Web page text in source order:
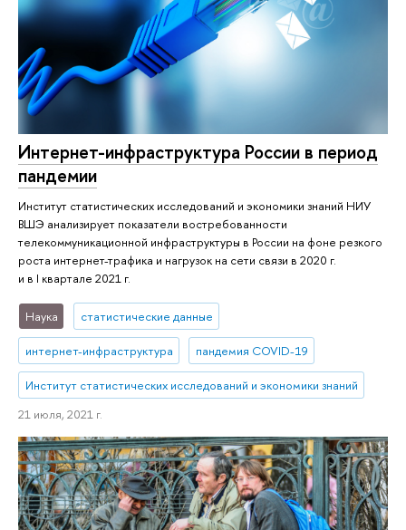
Интернет-инфраструктура России в период
пандемии
Институт статистических исследований и экономики знаний НИУ
ВШЭ анализирует показатели востребованности
телекоммуникационной инфраструктуры в России на фоне резкого
роста интернет-трафика и нагрузок на сети связи в 2020 г.
и в I квартале 2021 г.
Наука статистические данные
интернет-инфраструктура пандемия COVID-19
Институт статистических исследований и экономики знаний
21 июля, 2021 г.